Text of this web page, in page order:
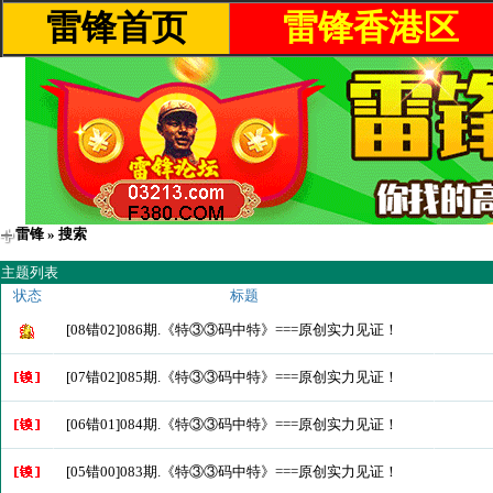
雷锋首页 雷锋香港区
雷锋 » 搜索
主题列表
状态
标题
[08错02]086期.《特③③码中特》===原创实力见证！
[07错02]085期.《特③③码中特》===原创实力见证！
[06错01]084期.《特③③码中特》===原创实力见证！
[05错00]083期.《特③③码中特》===原创实力见证！